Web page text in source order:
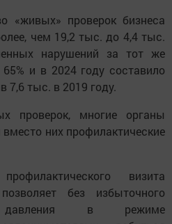
«живых» проверок бизнеса
чем 19,2 тыс. до 4,4 тыс.
нарушений за тот же
и в 2024 году составило
7,6 тыс. в 2019 году.
проверок, многие органы
них профилактические
визита
без избыточного
давления в режиме